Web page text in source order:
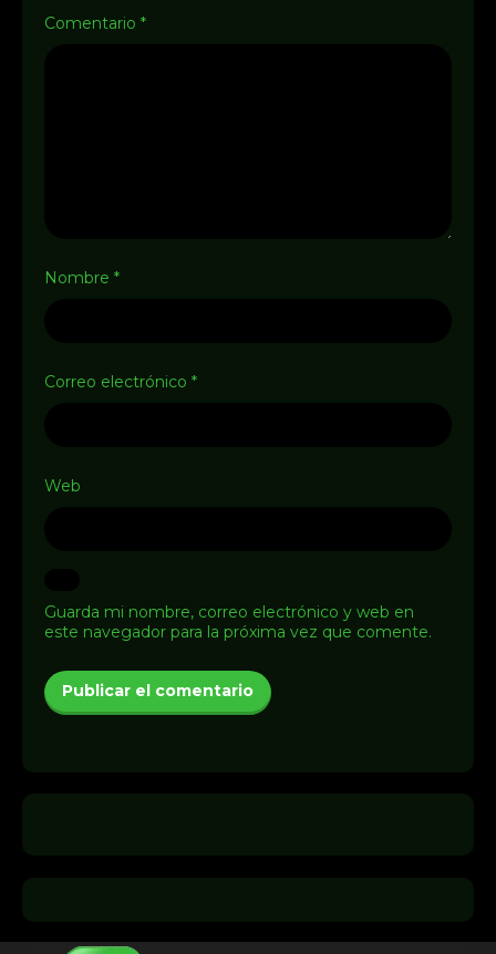
Comentario *
Nombre *
Correo electrónico *
Web
Guarda mi nombre, correo electrónico y web en
este navegador para la próxima vez que comente.